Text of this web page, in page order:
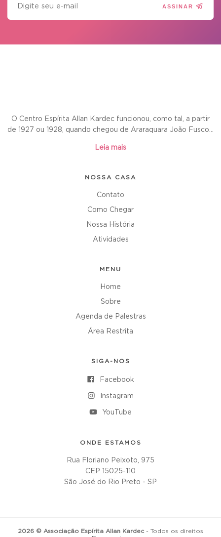
ASSINAR
O Centro Espírita Allan Kardec funcionou, como tal, a partir
de 1927 ou 1928, quando chegou de Araraquara João Fusco...
Leia mais
NOSSA CASA
Contato
Como Chegar
Nossa História
Atividades
MENU
Home
Sobre
Agenda de Palestras
Área Restrita
SIGA-NOS
Facebook
Instagram
YouTube
ONDE ESTAMOS
Rua Floriano Peixoto, 975
CEP 15025-110
São José do Rio Preto - SP
2026 © Associação Espírita Allan Kardec - Todos os direitos